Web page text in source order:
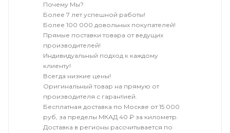
Почему Мы?
Более 7 лет успешной работы!
Более 100 000 довольных покупателей!
Прямые поставки товара от ведущих
производителей!
Индивидуальный подход к каждому
клиенту!
Всегда низкие цены!
Оригинальный товар на прямую от
производителя с гарантией.
Бесплатная доставка по Москве от 15 000
руб, за пределы МКАД 40 ₽ за километр.
Доставка в регионы рассчитывается по